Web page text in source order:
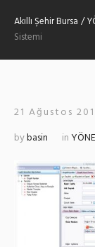
Akıllı Şehir Bursa /
Sistemi
21 Ağustos
bybasin in